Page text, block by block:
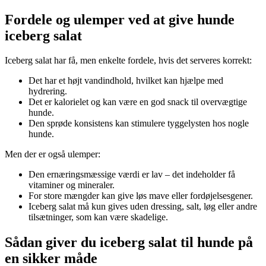
Fordele og ulemper ved at give hunde
iceberg salat
Iceberg salat har få, men enkelte fordele, hvis det serveres korrekt:
Det har et højt vandindhold, hvilket kan hjælpe med
hydrering.
Det er kalorielet og kan være en god snack til overvægtige
hunde.
Den sprøde konsistens kan stimulere tyggelysten hos nogle
hunde.
Men der er også ulemper:
Den ernæringsmæssige værdi er lav – det indeholder få
vitaminer og mineraler.
For store mængder kan give løs mave eller fordøjelsesgener.
Iceberg salat må kun gives uden dressing, salt, løg eller andre
tilsætninger, som kan være skadelige.
Sådan giver du iceberg salat til hunde på
en sikker måde